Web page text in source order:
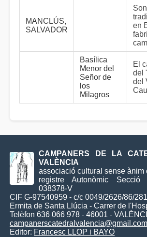
MANCLÚS,
SALVADOR
en
Basílica
Menor del
Señor de
los
Milagros
El
del
del
CAMPANERS DE LA
VALÈNCIA
associació cultural sense ànim
registre Autonòmic Secció
038378-V
CIF G-97540959 - c/c 0049/2626/86/
Ermita de Santa Llúcia - Carrer de
Telèfon 636 066 978 - 46001 -
campanerscatedralvalencia@gmail.com
Editor: Francesc LLOP i BAYO